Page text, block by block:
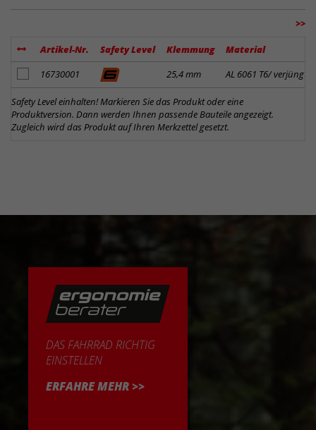
>>
Artikel-Nr. Safety Level Klemmung
Material
Artikel zum Merkzettel hinzufügen
16730001 25,4 mm AL 6061 T6/ verjüngt
Safety Level einhalten! Markieren Sie das Produkt oder eine
Produktversion. Dann werden Ihnen passende Bauteile angezeigt.
Zugleich wird das Produkt auf Ihren Merkzettel gesetzt.
DAS FAHRRAD RICHTIG
EINSTELLEN
ERFAHRE MEHR >>